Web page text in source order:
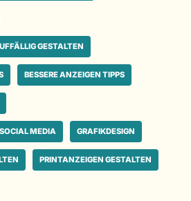
GESTALTEN
BESSERE ANZEIGEN TIPPS
MEDIA GRAFIKDESIGN
PRINTANZEIGEN GESTALTEN